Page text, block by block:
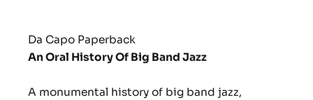
Da Capo Paperback
An Oral History Of Big Band Jazz
A monumental history of big band jazz,